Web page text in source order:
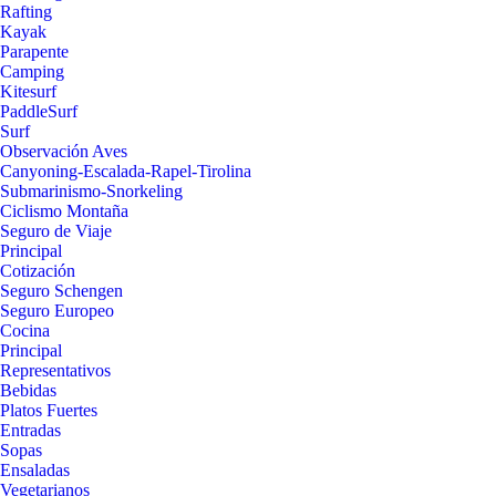
Rafting
Kayak
Parapente
Camping
Kitesurf
PaddleSurf
Surf
Observación Aves
Canyoning-Escalada-Rapel-Tirolina
Submarinismo-Snorkeling
Ciclismo Montaña
Seguro de Viaje
Principal
Cotización
Seguro Schengen
Seguro Europeo
Cocina
Principal
Representativos
Bebidas
Platos Fuertes
Entradas
Sopas
Ensaladas
Vegetarianos